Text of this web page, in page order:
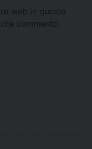
web in questo
commento.